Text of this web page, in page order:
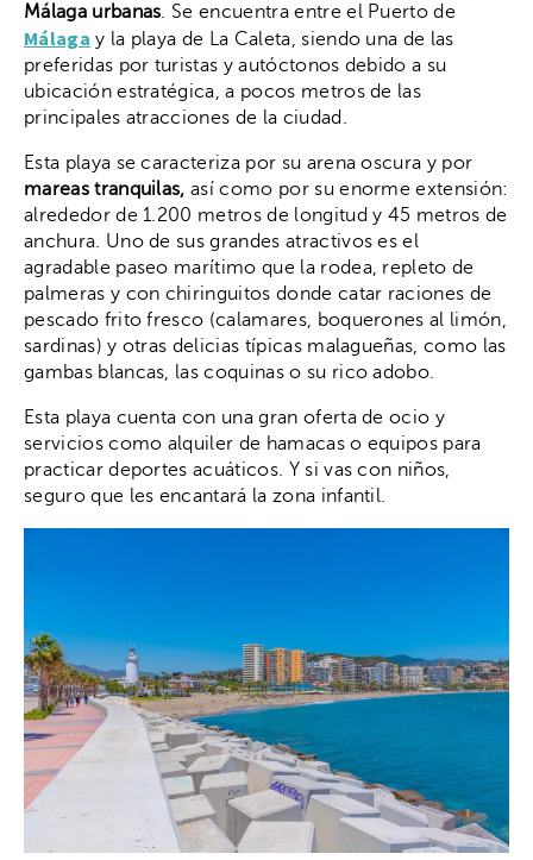
Málaga urbanas. Se encuentra entre el Puerto de
Málaga y la playa de La Caleta, siendo una de las
preferidas por turistas y autóctonos debido a su
ubicación estratégica, a pocos metros de las
principales atracciones de la ciudad.
Esta playa se caracteriza por su arena oscura y por
mareas tranquilas, así como por su enorme extensión:
alrededor de 1.200 metros de longitud y 45 metros de
anchura. Uno de sus grandes atractivos es el
agradable paseo marítimo que la rodea, repleto de
palmeras y con chiringuitos donde catar raciones de
pescado frito fresco (calamares, boquerones al limón,
sardinas) y otras delicias típicas malagueñas, como las
gambas blancas, las coquinas o su rico adobo.
Esta playa cuenta con una gran oferta de ocio y
servicios como alquiler de hamacas o equipos para
practicar deportes acuáticos. Y si vas con niños,
seguro que les encantará la zona infantil.